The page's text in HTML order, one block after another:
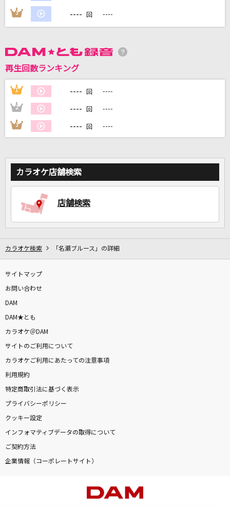
カラオケ最新情報をチェック！
3 ---- 回 ----
再生回数ランキング
1 ---- 回 ----
2 ---- 回 ----
3 ---- 回 ----
カラオケ店舗検索
店舗検索
カラオケ検索 「名瀬ブルース」の詳細
サイトマップ
お問い合わせ
DAM
DAM★とも
カラオケ＠DAM
サイトのご利用について
カラオケご利用にあたっての注意事項
利用規約
特定商取引法に基づく表示
プライバシーポリシー
クッキー設定
インフォマティブデータの取得について
ご契約方法
企業情報（コーポレートサイト）